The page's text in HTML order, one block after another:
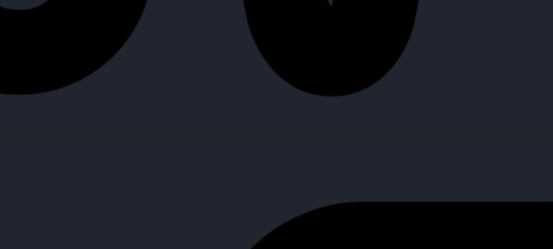
a personas en la búsqueda y encuentro de sus objetivos es